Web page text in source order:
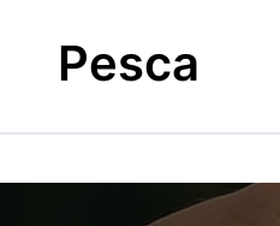
contentPesca